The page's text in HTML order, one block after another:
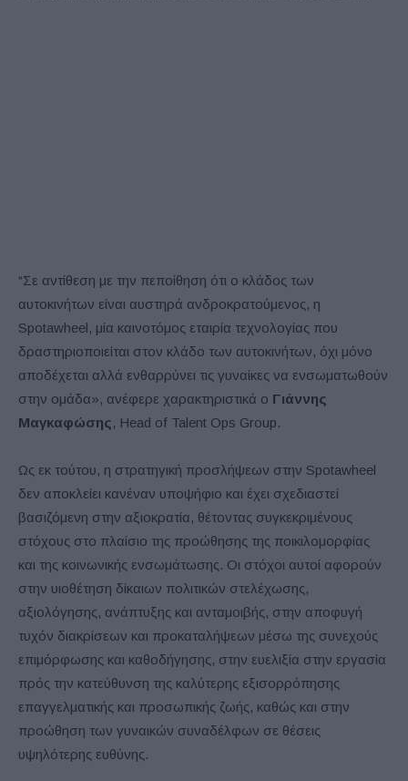
“Σε αντίθεση με την πεποίθηση ότι ο κλάδος των
αυτοκινήτων είναι αυστηρά ανδροκρατούμενος, η
Spotawheel, μία καινοτόμος εταιρία τεχνολογίας που
δραστηριοποιείται στον κλάδο των αυτοκινήτων, όχι μόνο
αποδέχεται αλλά ενθαρρύνει τις γυναίκες να ενσωματωθούν
στην ομάδα», ανέφερε χαρακτηριστικά ο Γιάννης
Μαγκαφώσης , Head of Talent Ops Group.
Ως εκ τούτου, η στρατηγική προσλήψεων στην Spotawheel
δεν αποκλείει κανέναν υποψήφιο και έχει σχεδιαστεί
βασιζόμενη στην αξιοκρατία, θέτοντας συγκεκριμένους
στόχους στο πλαίσιο της προώθησης της ποικιλομορφίας
και της κοινωνικής ενσωμάτωσης. Οι στόχοι αυτοί αφορούν
στην υιοθέτηση δίκαιων πολιτικών στελέχωσης,
αξιολόγησης, ανάπτυξης και ανταμοιβής, στην αποφυγή
τυχόν διακρίσεων και προκαταλήψεων μέσω της συνεχούς
επιμόρφωσης και καθοδήγησης, στην ευελιξία στην εργασία
πρός την κατεύθυνση της καλύτερης εξισορρόπησης
επαγγελματικής και προσωπικής ζωής, καθώς και στην
προώθηση των γυναικών συναδέλφων σε θέσεις
υψηλότερης ευθύνης.